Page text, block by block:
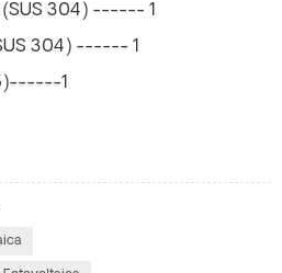
(SUS 304) ------ 1
304) ------ 1
1